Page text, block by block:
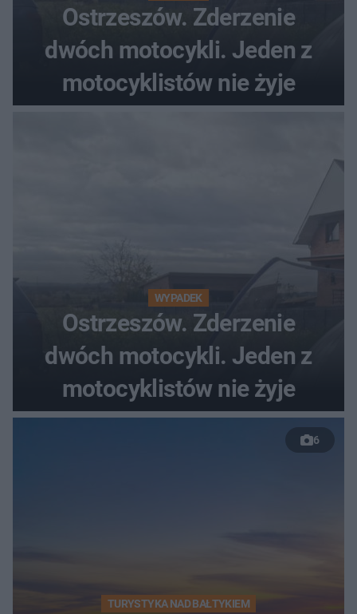
Ostrzeszów. Zderzenie
dwóch motocykli. Jeden z
motocyklistów nie żyje
WYPADEK
Ostrzeszów. Zderzenie
dwóch motocykli. Jeden z
motocyklistów nie żyje
6
TURYSTYKA NAD BAŁTYKIEM